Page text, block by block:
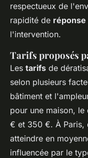
respectueux de
rapidité de réponse
l'intervention.
Tarifs proposés
Les tarifs de
selon plusieurs
bâtiment et
pour une maison,
€ et 350 €. À Paris,
atteindre en
influencée par le